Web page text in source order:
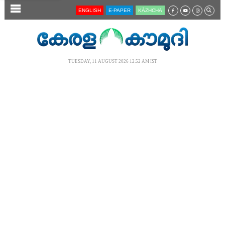
SECTIONS ENGLISH E-PAPER KĀZHCHA
TUESDAY, 11 AUGUST 2026 12.52 AM IST